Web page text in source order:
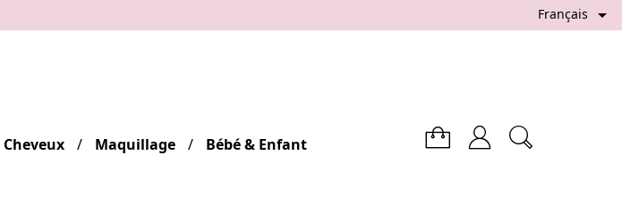
Français 
Cheveux Maquillage Bébé & Enfant